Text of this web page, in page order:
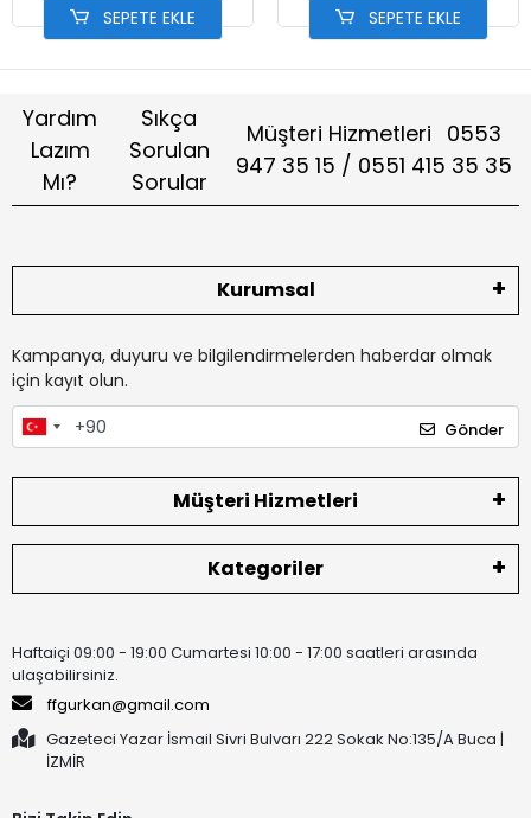
SEPETE EKLE SEPETE EKLE
Yardım
Lazım
Mı?
Sıkça
Sorulan
Sorular
Müşteri Hizmetleri 0553
947 35 15 / 0551 415 35 35
Kurumsal
Kampanya, duyuru ve bilgilendirmelerden haberdar olmak
için kayıt olun.
Gönder
Müşteri Hizmetleri
Kategoriler
Haftaiçi 09:00 - 19:00 Cumartesi 10:00 - 17:00 saatleri arasında
ulaşabilirsiniz.
ffgurkan@gmail.com
Gazeteci Yazar İsmail Sivri Bulvarı 222 Sokak No:135/A Buca |
İZMİR